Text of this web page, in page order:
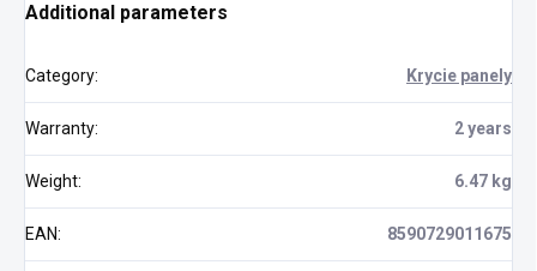
Additional parameters
Category: Krycie panely
Warranty: 2 years
Weight: 6.47 kg
EAN: 8590729011675